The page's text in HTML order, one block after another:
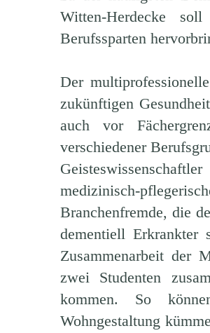
Witten-Herdecke
Berufssparten
Der
zukünftigen
auch vor
verschiedener
medizinisch-
Branchenfremde, die
dementiell
Zusammenarbeit der
zwei Studenten
kommen. So
Wohngestaltung